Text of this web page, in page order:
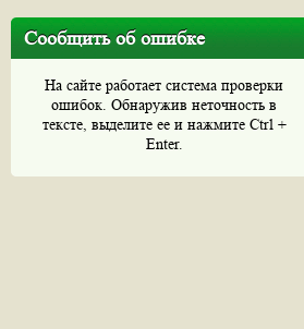
Сообщить об ошибке
На сайте работает система проверки
ошибок. Обнаружив неточность в
тексте, выделите ее и нажмите Ctrl +
Enter.